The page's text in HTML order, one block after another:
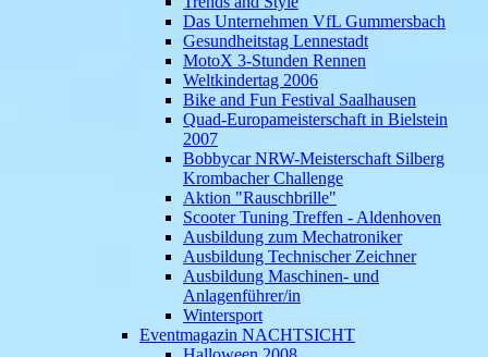
Das Unternehmen VfL Gummersbach
Gesundheitstag Lennestadt
MotoX 3-Stunden Rennen
Weltkindertag 2006
Bike and Fun Festival Saalhausen
Quad-Europameisterschaft in Bielstein
2007
Bobbycar NRW-Meisterschaft Silberg
Krombacher Challenge
Aktion "Rauschbrille"
Scooter Tuning Treffen - Aldenhoven
Ausbildung zum Mechatroniker
Ausbildung Technischer Zeichner
Ausbildung Maschinen- und
Anlagenführer/in
Wintersport
Eventmagazin NACHTSICHT